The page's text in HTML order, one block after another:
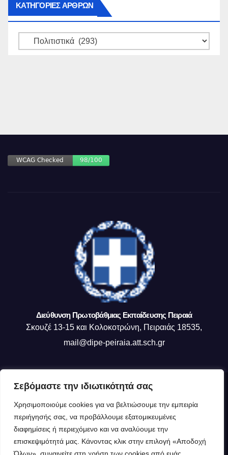
Σεβόμαστε την ιδιωτικότητά σας
Χρησιμοποιούμε cookies για να βελτιώσουμε την εμπειρία
περιήγησής σας, να προβάλλουμε εξατομικευμένες
διαφημίσεις ή περιεχόμενο και να αναλύουμε την
επισκεψιμότητά μας. Κάνοντας κλικ στην επιλογή «Αποδοχή
ΚΑΤΗΓΟΡΙΕΣ ΑΡΘΡΩΝ
ΚΑΤΗΓΟΡΙΕΣ
Διεύθυνση Πρωτοβάθμιας Εκπαίδευσης Πειραιά
Σκουζέ 13-15 και Κολοκοτρώνη, Πειραιάς 18535,
mail@dipe-peiraia.att.sch.gr
Δημιουργήθηκε από το digital2000 με την Υποστήριξη του WordPress
Θέμα: Newsup απόThemeansar.
Η ΔΙΕΥΘΥΝΣΗ ΜΑΣ Οργανόγραμμα ΔΙΠΕ Πειραιά
Πολιτική Cookies (ΕΕ)